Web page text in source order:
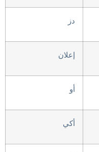
دز
إعلان
أو
أكي